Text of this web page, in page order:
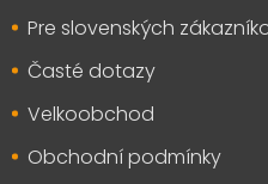
Pre slovenských
Časté dotazy
Velkoobchod
Obchodní podmínky